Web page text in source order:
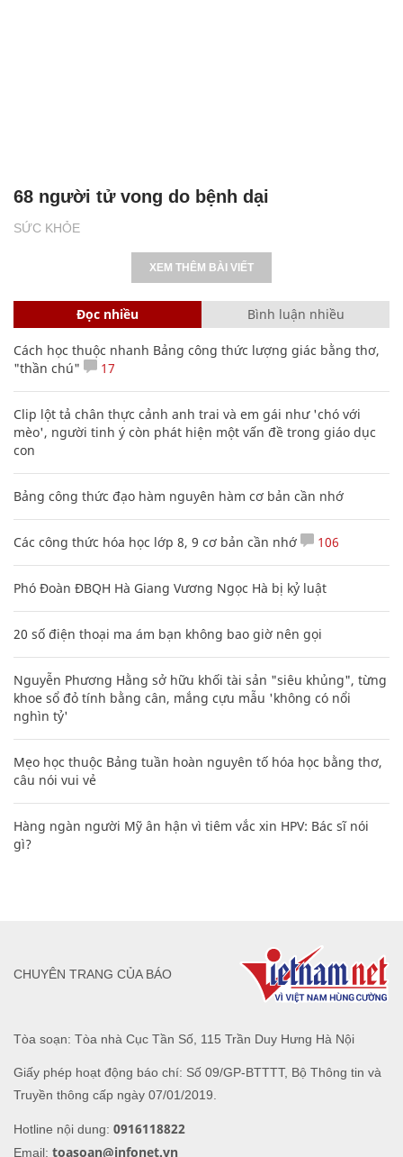
SỨC KHỎE
68 người tử vong do bệnh dại
XEM THÊM BÀI VIẾT
Đọc nhiều Bình luận nhiều
Cách học thuộc nhanh Bảng công thức lượng giác bằng thơ,
"thần chú"
17
Clip lột tả chân thực cảnh anh trai và em gái như 'chó với
mèo', người tinh ý còn phát hiện một vấn đề trong giáo dục
con
Bảng công thức đạo hàm nguyên hàm cơ bản cần nhớ
Các công thức hóa học lớp 8, 9 cơ bản cần nhớ 106
Phó Đoàn ĐBQH Hà Giang Vương Ngọc Hà bị kỷ luật
20 số điện thoại ma ám bạn không bao giờ nên gọi
Nguyễn Phương Hằng sở hữu khối tài sản "siêu khủng", từng
khoe sổ đỏ tính bằng cân, mắng cựu mẫu 'không có nổi
nghìn tỷ'
Mẹo học thuộc Bảng tuần hoàn nguyên tố hóa học bằng thơ,
câu nói vui vẻ
Hàng ngàn người Mỹ ân hận vì tiêm vắc xin HPV: Bác sĩ nói
gì?
Tòa soạn: Tòa nhà Cục Tần Số, 115 Trần Duy Hưng Hà Nội
Giấy phép hoạt động báo chí: Số 09/GP-BTTTT, Bộ Thông tin và
Truyền thông cấp ngày 07/01/2019.
Hotline nội dung: 0916118822
Email: toasoan@infonet.vn
CHUYÊN TRANG CỦA BÁO